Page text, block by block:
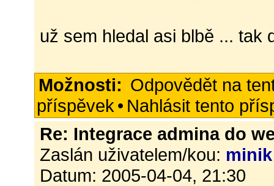
už sem hledal asi blbě ... tak
Možnosti: Odpovědět na
příspěvek • Nahlásit tento
Re: Integrace admina do
Zaslán uživatelem/kou: minik
Datum: 2005-04-04, 21:30